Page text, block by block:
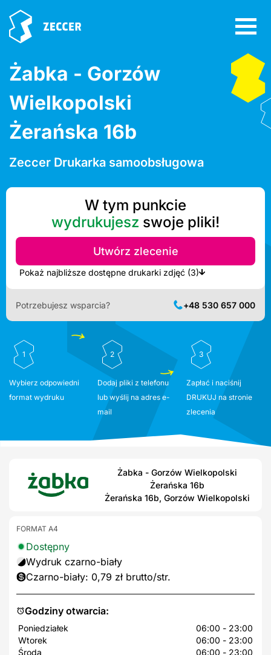
Żabka - Gorzów
Wielkopolski
Żerańska 16b
Zeccer Drukarka samoobsługowa
W tym punkcie
wydrukujesz swoje pliki!
Utwórz zlecenie
Pokaż najbliższe dostępne drukarki zdjęć (3)
Potrzebujesz wsparcia? +48 530 657 000
1
Wybierz odpowiedni
format wydruku
2
Dodaj pliki z telefonu
lub wyślij na adres e-
mail
3
Zapłać i naciśnij
DRUKUJ na stronie
zlecenia
Żabka - Gorzów Wielkopolski
Żerańska 16b
Żerańska 16b, Gorzów Wielkopolski
Godziny otwarcia:
Poniedziałek
06:00 - 23:00
Wtorek
06:00 - 23:00
Środa
06:00 - 23:00
FORMAT A4
Dostępny
Wydruk czarno-biały
Czarno-biały: 0,79 zł brutto/str.